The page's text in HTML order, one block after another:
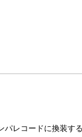
レコードに換装す